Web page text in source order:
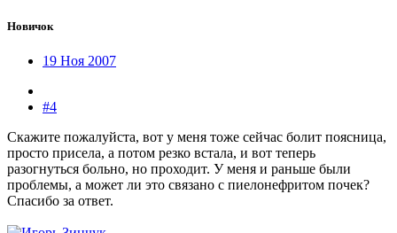
Новичок
19 Ноя 2007
#4
Скажите пожалуйста, вот у меня тоже сейчас болит поясница,
просто присела, а потом резко встала, и вот теперь
разогнуться больно, но проходит. У меня и раньше были
проблемы, а может ли это связано с пиелонефритом почек?
Спасибо за ответ.